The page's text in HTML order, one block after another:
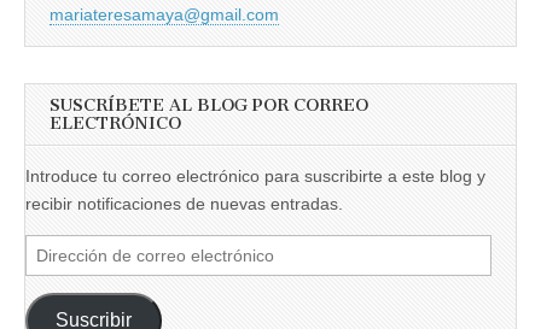
mariateresamaya@gmail.com
SUSCRÍBETE AL BLOG POR CORREO
ELECTRÓNICO
Introduce tu correo electrónico para suscribirte a este blog y
recibir notificaciones de nuevas entradas.
Dirección
de
correo
Suscribir